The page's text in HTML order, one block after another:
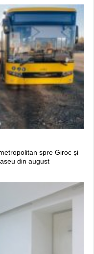
spre Giroc și
din august